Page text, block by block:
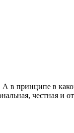
А в принципе в
честная и